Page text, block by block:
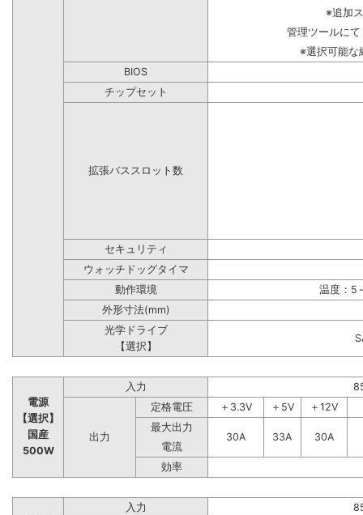
※追加
管理ツールに
※選択可能な
BIOS
チップセット
拡張バススロット数
セキュリティ
ウォッチドッグタイマ
動作環境
温度：5
外形寸法(mm)
光学ドライブ
【選択】
電源
【選択】
国産
500W
入力
出力
定格電圧 ＋3.3V ＋5V
＋12V
最大出力
30A
33A
30A
電流
効率
入力